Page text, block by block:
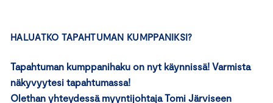
HALUATKO TAPAHTUMAN KUMPPANIKSI?
Tapahtuman kumppanihaku on nyt käynnissä! Varmista
näkyvyytesi tapahtumassa!
Olethan yhteydessä myyntijohtaja Tomi Järviseen